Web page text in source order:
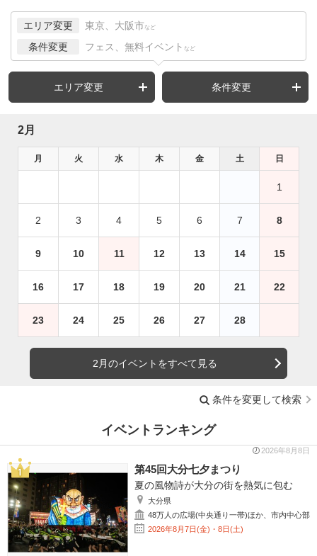
エリア変更 東京、大阪市 など
条件変更 フェス、無料イベント など
エリア変更 条件変更
2月
月 火 水 木 金 土 日
1
2 3 4 5 6 7 8
9 10 11 12 13 14 15
16 17 18 19 20 21 22
23 24 25 26 27 28
2月のイベントをすべて見る
条件を変更して検索
イベントランキング
2026年8月8日
第45回大分七夕まつり
夏の風物詩が大分の街を熱気に包む
大分県
48万人の広場(中央通り一帯)ほか、市内中心部
2026年8月7日(金)・8日(土)